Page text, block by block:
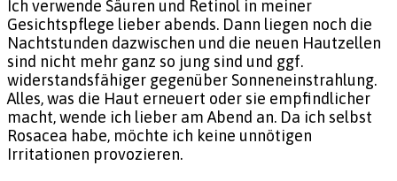
Ich verwende Säuren und Retinol in meiner
Gesichtspflege lieber abends. Dann liegen noch die
Nachtstunden dazwischen und die neuen Hautzellen
sind nicht mehr ganz so jung sind und ggf.
widerstandsfähiger gegenüber Sonneneinstrahlung.
Alles, was die Haut erneuert oder sie empfindlicher
macht, wende ich lieber am Abend an. Da ich selbst
Rosacea habe, möchte ich keine unnötigen
Irritationen provozieren.